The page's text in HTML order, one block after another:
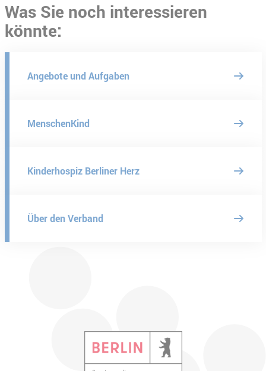
Was Sie noch interessieren
könnte:
Angebote und Aufgaben
MenschenKind
Kinderhospiz Berliner Herz
Über den Verband